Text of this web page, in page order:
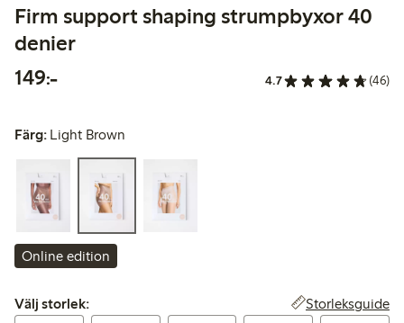
Firm support shaping strumpbyxor 40
denier
149:-149,00 kr 4.7 (46)
Färg: Light Brown
Online edition
Välj storlek:
Välj storlek: Storleksguide